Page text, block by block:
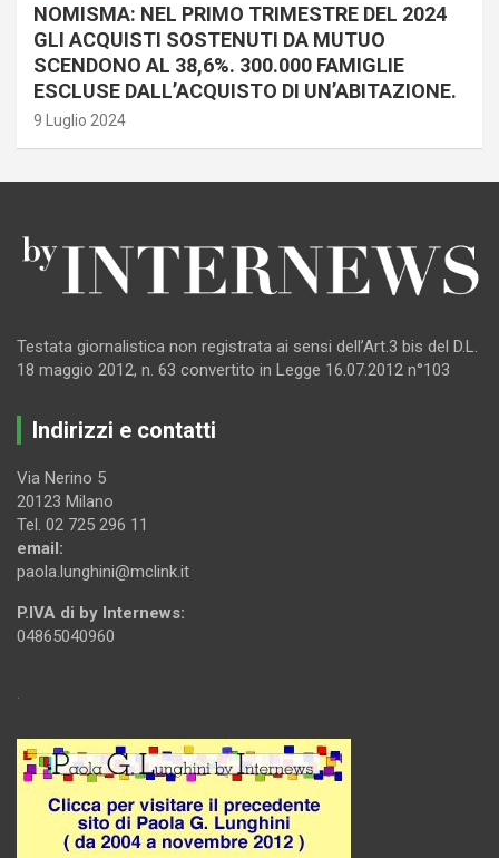
NOMISMA: NEL PRIMO TRIMESTRE DEL 2024
GLI ACQUISTI SOSTENUTI DA MUTUO
SCENDONO AL 38,6%. 300.000 FAMIGLIE
ESCLUSE DALL’ACQUISTO DI UN’ABITAZIONE.
9 Luglio 2024
Testata giornalistica non registrata ai sensi dell’Art.3 bis del D.L.
18 maggio 2012, n. 63 convertito in Legge 16.07.2012 n°103
Indirizzi e contatti
Via Nerino 5
20123 Milano
Tel. 02 725 296 11
email:
paola.lunghini@mclink.it
P.IVA di by Internews:
04865040960
.